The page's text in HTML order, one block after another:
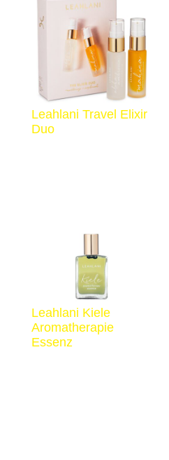
Leahlani Travel Elixir
Duo
Leahlani Kiele
Aromatherapie
Essenz